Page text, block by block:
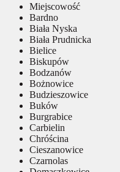
Miejscowość
Bardno
Biała Nyska
Biała Prudnicka
Bielice
Biskupów
Bodzanów
Bożnowice
Budzieszowice
Buków
Burgrabice
Carbielin
Chróścina
Cieszanowice
Czarnolas